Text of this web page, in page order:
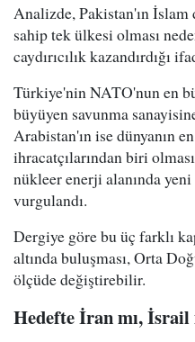
Analizde, Pakistan'ın İslam
sahip tek ülkesi olması
caydırıcılık kazandırdığı
Türkiye'nin NATO'nun en
büyüyen savunma
Arabistan'ın ise dünyanın
ihracatçılarından biri
nükleer enerji alanında
vurgulandı.
Dergiye göre bu üç farklı
altında buluşması, Orta
ölçüde değiştirebilir.
Hedefte İran mı, İsrail